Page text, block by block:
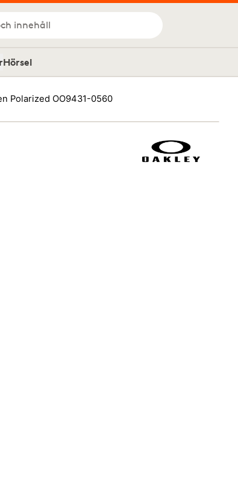
innehåll
Hörsel
Polarized OO9431-0560